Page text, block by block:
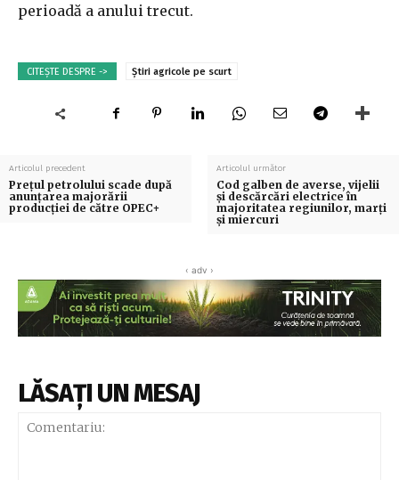
perioadă a anului trecut.
CITEȘTE DESPRE -> Știri agricole pe scurt
Articolul precedent
Preţul petrolului scade după
anunţarea majorării
producţiei de către OPEC+
Articolul următor
Cod galben de averse, vijelii
şi descărcări electrice în
majoritatea regiunilor, marţi
şi miercuri
‹ adv ›
LĂSAȚI UN MESAJ